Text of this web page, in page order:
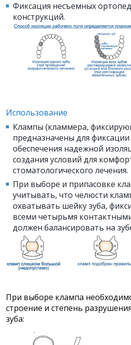
Фиксация несъемных
конструкций.
Использование
Клампы (кламмера,
предназначены для
обеспечения надежной
создания условий для
стоматологического лечения.
При выборе и припасовке
учитывать, что челюсти
охватывать шейку зуба,
всеми четырьмя
должен балансировать на
При выборе клампа
строение и степень
зуба: